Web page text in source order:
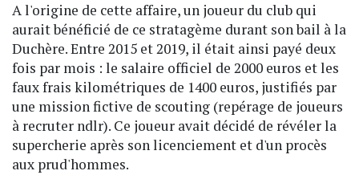
A l'origine de cette affaire, un joueur du club qui
aurait bénéficié de ce stratagème durant son bail à la
Duchère. Entre 2015 et 2019, il était ainsi payé deux
fois par mois : le salaire officiel de 2000 euros et les
faux frais kilométriques de 1400 euros, justifiés par
une mission fictive de scouting (repérage de joueurs
à recruter ndlr). Ce joueur avait décidé de révéler la
supercherie après son licenciement et d'un procès
aux prud'hommes.